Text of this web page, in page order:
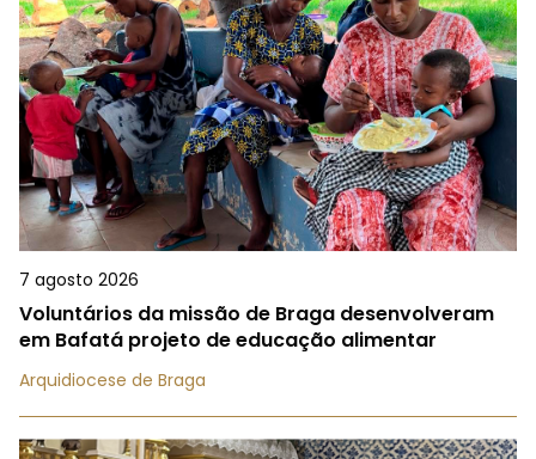
7 agosto 2026
Voluntários da missão de Braga desenvolveram
em Bafatá projeto de educação alimentar
Arquidiocese de Braga